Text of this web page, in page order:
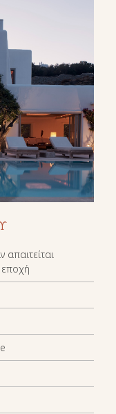
απαιτείται
εποχή